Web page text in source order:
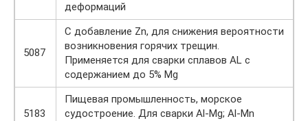
деформаций
5087
С добавление Zn, для снижения вероятности
возникновения горячих трещин.
Применяется для сварки сплавов AL с
содержанием до 5% Mg
5183
Пищевая промышленность, морское
судостроение. Для сварки Al-Mg; Al-Mn